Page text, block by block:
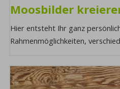
Moosbilder
Hier entsteht Ihr ganz
Rahmenmöglichkeiten,